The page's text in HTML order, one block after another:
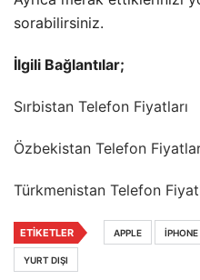
sorabilirsiniz.
İlgili Bağlantılar;
Sırbistan Telefon Fiyatları
Özbekistan Telefon
Türkmenistan Telefon
ETIKETLER APPLE IPHONE
YURT DIŞI